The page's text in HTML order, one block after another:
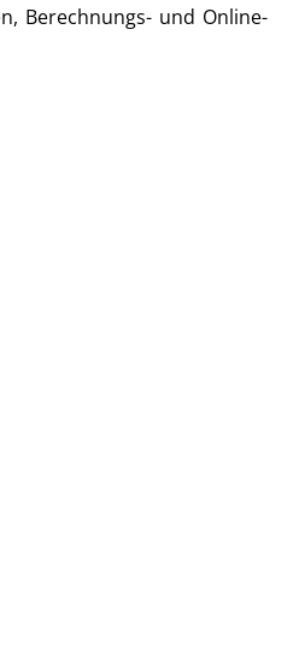
Berechnungs- und Online-